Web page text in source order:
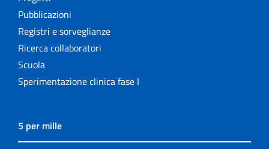
Pubblicazioni
Registri e sorveglianze
Ricerca collaboratori
Scuola
Sperimentazione clinica fase I
5 per mille